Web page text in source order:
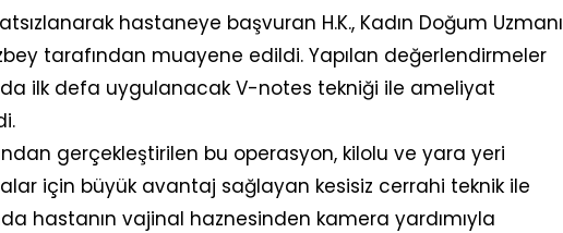
hastaneye başvuran H.K., Kadın Doğum Uzmanı
tarafından muayene edildi. Yapılan değerlendirmeler
ilk defa uygulanacak V-notes tekniği ile ameliyat
gerçekleştirilen bu operasyon, kilolu ve yara yeri
için büyük avantaj sağlayan kesisiz cerrahi teknik ile
hastanın vajinal haznesinden kamera yardımıyla